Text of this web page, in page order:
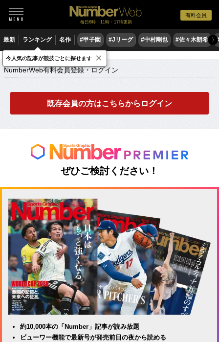
有料会員
毎日6時・11時・17時更新
最新 ランキング 名作 #甲子園 #Jリーグ #中村剛也 #佐々木朗希 〉
NumberWeb有料会員登録・ログイン
NumberWeb有料会員登録・ログイン
既存会員の方はこちらからログイン
ぜひご検討ください！
約10,000本の「Number」記事が読み放題
ビューワー機能で最新号が発売前日の夜から読める
今人気の記事が競技ごとに探せます ×